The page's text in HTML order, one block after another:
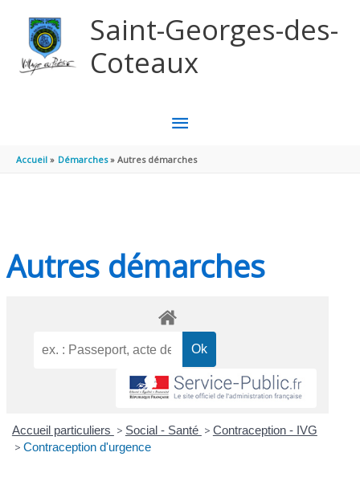
Saint-Georges-des-
Coteaux
MENU
PRINCIPAL
Accueil Démarches Autres démarches
Autres démarches
Accueil particuliers > Social - Santé > Contraception - IVG
> Contraception d'urgence